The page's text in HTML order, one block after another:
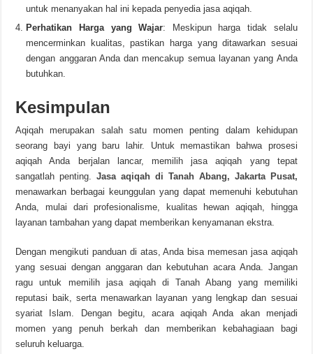
untuk menanyakan hal ini kepada penyedia jasa aqiqah.
Perhatikan Harga yang Wajar: Meskipun harga tidak selalu
mencerminkan kualitas, pastikan harga yang ditawarkan sesuai
dengan anggaran Anda dan mencakup semua layanan yang Anda
butuhkan.
Kesimpulan
Aqiqah merupakan salah satu momen penting dalam kehidupan
seorang bayi yang baru lahir. Untuk memastikan bahwa prosesi
aqiqah Anda berjalan lancar, memilih jasa aqiqah yang tepat
sangatlah penting.Jasa aqiqah di Tanah Abang, Jakarta Pusat,
menawarkan berbagai keunggulan yang dapat memenuhi kebutuhan
Anda, mulai dari profesionalisme, kualitas hewan aqiqah, hingga
layanan tambahan yang dapat memberikan kenyamanan ekstra.
Dengan mengikuti panduan di atas, Anda bisa memesan jasa aqiqah
yang sesuai dengan anggaran dan kebutuhan acara Anda. Jangan
ragu untuk memilih jasa aqiqah di Tanah Abang yang memiliki
reputasi baik, serta menawarkan layanan yang lengkap dan sesuai
syariat Islam. Dengan begitu, acara aqiqah Anda akan menjadi
momen yang penuh berkah dan memberikan kebahagiaan bagi
seluruh keluarga.